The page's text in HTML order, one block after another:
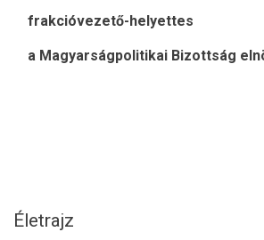
frakcióvezető-helyettes
a Magyarságpolitikai Bizottság
Életrajz